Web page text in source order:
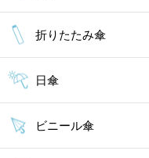
折りたたみ傘
日傘
ビニール傘